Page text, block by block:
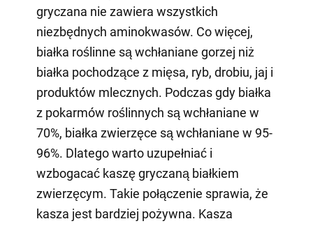
gryczana nie zawiera wszystkich
niezbędnych aminokwasów. Co więcej,
białka roślinne są wchłaniane gorzej niż
białka pochodzące z mięsa, ryb, drobiu, jaj i
produktów mlecznych. Podczas gdy białka
z pokarmów roślinnych są wchłaniane w
70%, białka zwierzęce są wchłaniane w 95-
96%. Dlatego warto uzupełniać i
wzbogacać kaszę gryczaną białkiem
zwierzęcym. Takie połączenie sprawia, że
kasza jest bardziej pożywna. Kasza